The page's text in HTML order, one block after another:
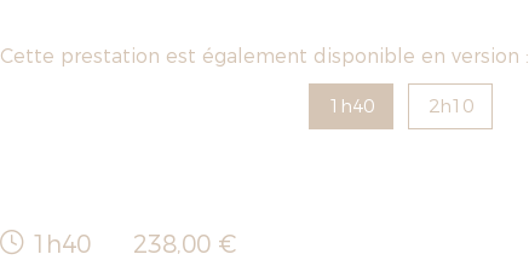
Cette prestation est également disponible en version :
1h40 2h10
1h40 238,00 €